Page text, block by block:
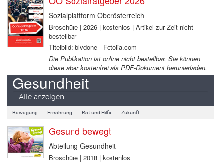
Sozialplattform Oberösterreich
Broschüre | 2026 | kostenlos | Artikel zur Zeit nicht
bestellbar
Titelbild: blvdone - Fotolia.com
Die Publikation ist online nicht bestellbar. Sie können
diese aber kostenfrei als PDF-Dokument herunterladen.
Gesundheit
Alle anzeigen
Bewegung Ernährung Rat und Hilfe Zukunft
Gesund bewegt
Abteilung Gesundheit
Broschüre | 2018 | kostenlos